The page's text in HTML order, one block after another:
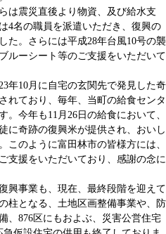
は震災直後より物資、及び給水支
4名の職員を派遣いただき、復興の
た。さらには平成28年台風10号の襲
ルーシート等のご支援をいただいて
年10月に自宅の玄関先で発見した奇
れており、毎年、当町の給食センタ
今年も11月26日の給食において、
に奇跡の復興米が提供され、おいし
このように富田林市の皆様方には、
支援をいただいており、感謝の念に
興事業も、現在、最終段階を迎えて
柱となる、土地区画整備事業や、防
、876区にもおよぶ、災害公営住宅